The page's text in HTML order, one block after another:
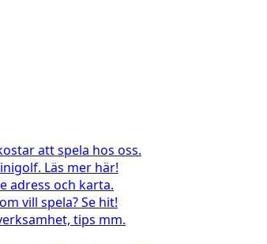
att spela hos oss.
Läs mer här!
adress och karta.
vill spela? Se hit!
tips mm.